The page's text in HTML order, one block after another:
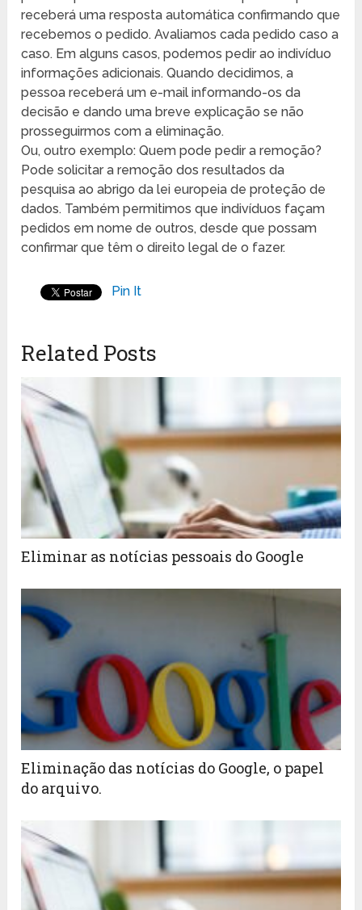
receberá uma resposta automática confirmando que
recebemos o pedido. Avaliamos cada pedido caso a
caso. Em alguns casos, podemos pedir ao indivíduo
informações adicionais. Quando decidimos, a
pessoa receberá um e-mail informando-os da
decisão e dando uma breve explicação se não
prosseguirmos com a eliminação.
Ou, outro exemplo: Quem pode pedir a remoção?
Pode solicitar a remoção dos resultados da
pesquisa ao abrigo da lei europeia de proteção de
dados. Também permitimos que indivíduos façam
pedidos em nome de outros, desde que possam
confirmar que têm o direito legal de o fazer.
Pin It
Related Posts
Eliminar as notícias pessoais do Google
Eliminação das notícias do Google, o papel
do arquivo.